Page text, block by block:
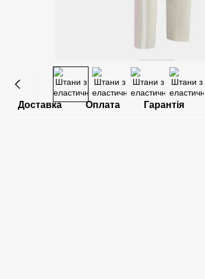
Доставка Оплата Гарантія